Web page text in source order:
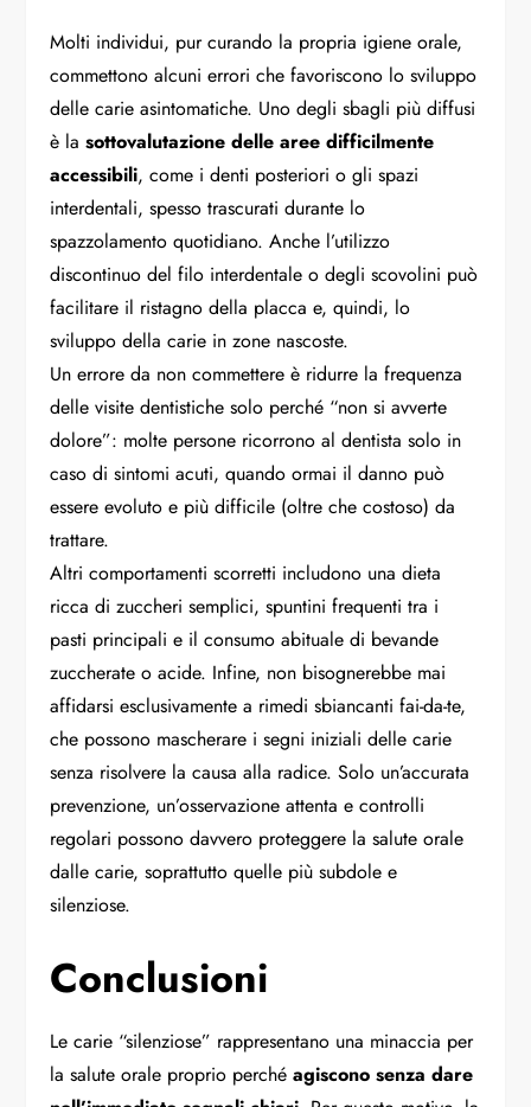
Molti individui, pur curando la propria igiene orale,
commettono alcuni errori che favoriscono lo sviluppo
delle carie asintomatiche. Uno degli sbagli più diffusi
è lasottovalutazione delle aree difficilmente
accessibili, come i denti posteriori o gli spazi
interdentali, spesso trascurati durante lo
spazzolamento quotidiano. Anche l’utilizzo
discontinuo del filo interdentale o degli scovolini può
facilitare il ristagno della placca e, quindi, lo
sviluppo della carie in zone nascoste.
Un errore da non commettere è ridurre la frequenza
delle visite dentistiche solo perché “non si avverte
dolore”: molte persone ricorrono al dentista solo in
caso di sintomi acuti, quando ormai il danno può
essere evoluto e più difficile (oltre che costoso) da
trattare.
Altri comportamenti scorretti includono una dieta
ricca di zuccheri semplici, spuntini frequenti tra i
pasti principali e il consumo abituale di bevande
zuccherate o acide. Infine, non bisognerebbe mai
affidarsi esclusivamente a rimedi sbiancanti fai-da-te,
che possono mascherare i segni iniziali delle carie
senza risolvere la causa alla radice. Solo un’accurata
prevenzione, un’osservazione attenta e controlli
regolari possono davvero proteggere la salute orale
dalle carie, soprattutto quelle più subdole e
silenziose.
Conclusioni
Le carie “silenziose” rappresentano una minaccia per
la salute orale proprio perchéagiscono senza dare